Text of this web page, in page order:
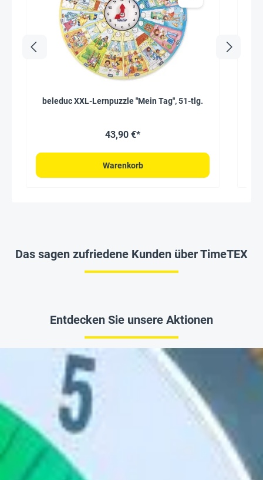
beleduc XXL-Lernpuzzle "Mein Tag", 51-tlg.
43,90 €*
Warenkorb
Das sagen zufriedene Kunden über TimeTEX
Entdecken Sie unsere Aktionen